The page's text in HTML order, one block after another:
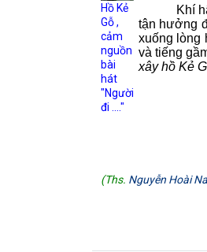
Hồ Kẻ
Gỗ ,
cảm
nguồn
bài
hát
"Người
đi ...."
Khí
tận hưởng
xuống lòng
và tiếng
xây hồ Kẻ
(Ths. Nguyễn Hoài